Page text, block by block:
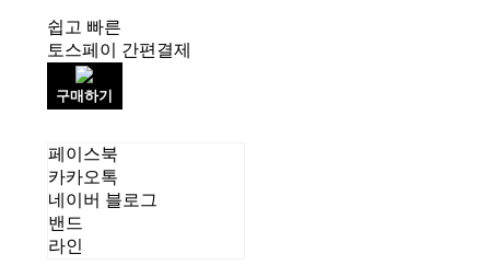
쉽고 빠른
토스페이 간편결제
구매하기
페이스북
카카오톡
네이버 블로그
밴드
라인